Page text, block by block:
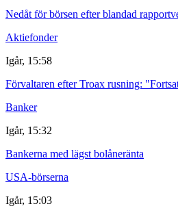
Nedåt för börsen efter blandad
Aktiefonder
Igår, 15:58
Förvaltaren efter Troax rusning:
Banker
Igår, 15:32
Bankerna med lägst bolåneränta
USA-börserna
Igår, 15:03